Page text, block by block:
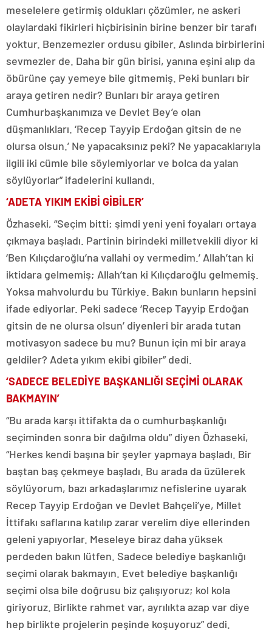
meselelere getirmiş oldukları çözümler, ne askeri
olaylardaki fikirleri hiçbirisinin birine benzer bir tarafı
yoktur. Benzemezler ordusu gibiler. Aslında birbirlerini
sevmezler de. Daha bir gün birisi, yanına eşini alıp da
öbürüne çay yemeye bile gitmemiş. Peki bunları bir
araya getiren nedir? Bunları bir araya getiren
Cumhurbaşkanımıza ve Devlet Bey’e olan
düşmanlıkları. ‘Recep Tayyip Erdoğan gitsin de ne
olursa olsun.’ Ne yapacaksınız peki? Ne yapacaklarıyla
ilgili iki cümle bile söylemiyorlar ve bolca da yalan
söylüyorlar” ifadelerini kullandı.
‘ADETA YIKIM EKİBİ GİBİLER’
Özhaseki, “Seçim bitti; şimdi yeni yeni foyaları ortaya
çıkmaya başladı. Partinin birindeki milletvekili diyor ki
‘Ben Kılıçdaroğlu’na vallahi oy vermedim.’ Allah’tan ki
iktidara gelmemiş; Allah’tan ki Kılıçdaroğlu gelmemiş.
Yoksa mahvolurdu bu Türkiye. Bakın bunların hepsini
ifade ediyorlar. Peki sadece ‘Recep Tayyip Erdoğan
gitsin de ne olursa olsun’ diyenleri bir arada tutan
motivasyon sadece bu mu? Bunun için mi bir araya
geldiler? Adeta yıkım ekibi gibiler” dedi.
‘SADECE BELEDİYE BAŞKANLIĞI SEÇİMİ OLARAK
BAKMAYIN’
“Bu arada karşı ittifakta da o cumhurbaşkanlığı
seçiminden sonra bir dağılma oldu” diyen Özhaseki,
“Herkes kendi başına bir şeyler yapmaya başladı. Bir
baştan baş çekmeye başladı. Bu arada da üzülerek
söylüyorum, bazı arkadaşlarımız nefislerine uyarak
Recep Tayyip Erdoğan ve Devlet Bahçeli’ye, Millet
İttifakı saflarına katılıp zarar verelim diye ellerinden
geleni yapıyorlar. Meseleye biraz daha yüksek
perdeden bakın lütfen. Sadece belediye başkanlığı
seçimi olarak bakmayın. Evet belediye başkanlığı
seçimi olsa bile doğrusu biz çalışıyoruz; kol kola
giriyoruz. Birlikte rahmet var, ayrılıkta azap var diye
hep birlikte projelerin peşinde koşuyoruz” dedi.